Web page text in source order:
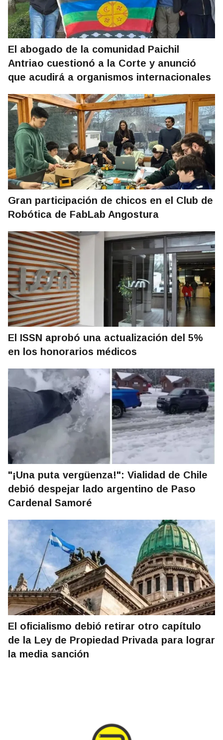
El abogado de la comunidad Paichil
Antriao cuestionó a la Corte y anunció
que acudirá a organismos internacionales
Gran participación de chicos en el Club de
Robótica de FabLab Angostura
El ISSN aprobó una actualización del 5%
en los honorarios médicos
"¡Una puta vergüenza!": Vialidad de Chile
debió despejar lado argentino de Paso
Cardenal Samoré
El oficialismo debió retirar otro capítulo
de la Ley de Propiedad Privada para lograr
la media sanción